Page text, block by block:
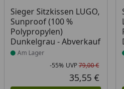
Sieger Sitzkissen LUGO,
Sunproof (100 %
Polypropylen)
Dunkelgrau - Abverkauf
Produkt am Lager
Am Lager
Rabatt
-55% UVP79,00 €
35,55 €